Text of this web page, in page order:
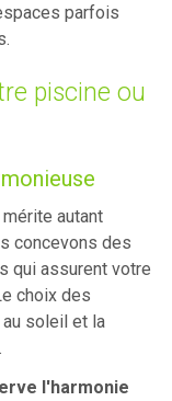
parfois
piscine ou
autant
concevons des
qui assurent votre
choix des
soleil et la
l'harmonie